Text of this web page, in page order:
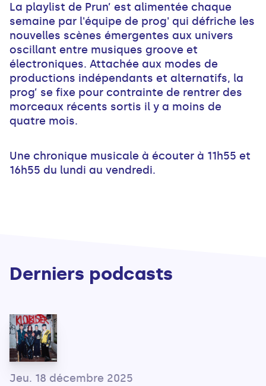
La playlist de Prun’ est alimentée chaque
semaine par l'équipe de prog' qui défriche les
nouvelles scènes émergentes aux univers
oscillant entre musiques groove et
électroniques. Attachée aux modes de
productions indépendants et alternatifs, la
prog’ se fixe pour contrainte de rentrer des
morceaux récents sortis il y a moins de
quatre mois.
Une chronique musicale à écouter à 11h55 et
16h55 du lundi au vendredi.
Derniers podcasts
Jeu. 18 décembre 2025